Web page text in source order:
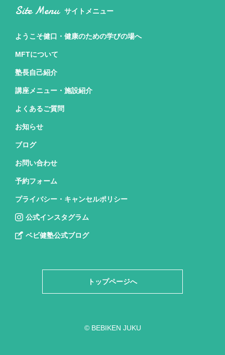
Site Menu サイトメニュー
ようこそ健口・健康のための学びの場へ
MFTについて
塾長自己紹介
講座メニュー・施設紹介
よくあるご質問
お知らせ
ブログ
お問い合わせ
予約フォーム
プライバシー・キャンセルポリシー
公式インスタグラム
ベビ健塾公式ブログ
トップページへ
© BEBIKEN JUKU